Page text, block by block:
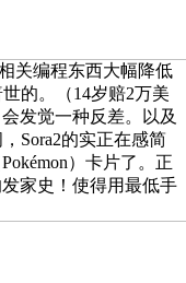
关编程东西大幅降低
的。（14岁赔2万美
发觉一种反差。以及
Sora2的实正在感简
）卡片了。正
家史！使得用最低手